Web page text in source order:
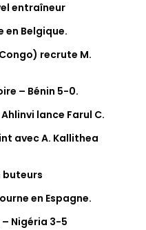
entraîneur
en Belgique.
recrute M.
– Bénin 5-0.
lance Farul C.
avec A. Kallithea
buteurs
en Espagne.
– Nigéria 3-5